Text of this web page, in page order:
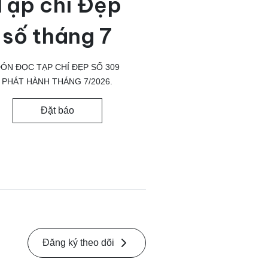
số tháng 7
ĐỌC TẠP CHÍ ĐẸP SỐ 309
PHÁT HÀNH THÁNG 7/2026.
Đặt báo
Đăng ký theo dõi